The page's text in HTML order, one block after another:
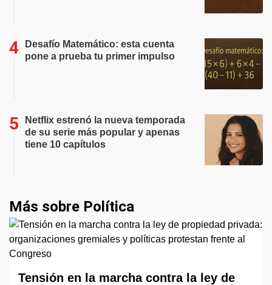
Desafío Matemático: esta cuenta
pone a prueba tu primer impulso
Netflix estrenó la nueva temporada
de su serie más popular y apenas
tiene 10 capítulos
Más sobre Política
Tensión en la marcha contra la ley de